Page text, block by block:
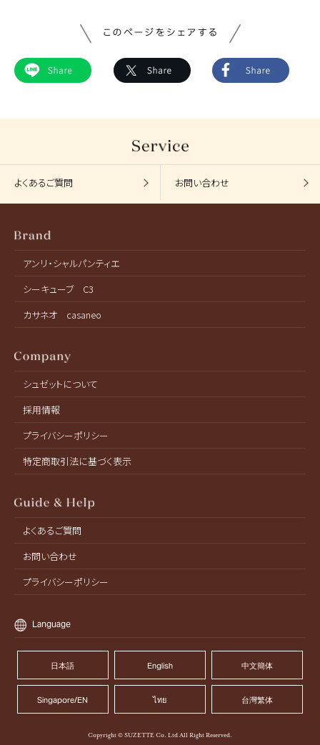
よくあるご質問 お問い合わせ
アンリ・シャルパンティエ
シーキューブ C3
カサネオ casaneo
シュゼットについて
採用情報
プライバシーポリシー
特定商取引法に基づく表示
よくあるご質問
お問い合わせ
プライバシーポリシー
Language
日本語 English 中文簡体
Singapore/EN ไทย 台灣繁体
Copyright © SUZETTE Co. Ltd All Right Reserved.